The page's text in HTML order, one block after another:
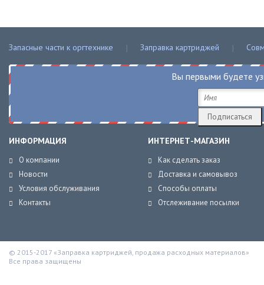
Запасные части к оргтехнике Заправка картриджей
Вы первыми будете
ИНФОРМАЦИЯ
О компании
Новости
Условия обслуживания
Контакты
ИНТЕРНЕТ-МАГАЗИН
Как сделать заказ
Доставка и самовывоз
Способы оплаты
Отслеживание посылки
© 2015-2017 «Заправка картриджей, продажа расходных материалов»
Все права защищены